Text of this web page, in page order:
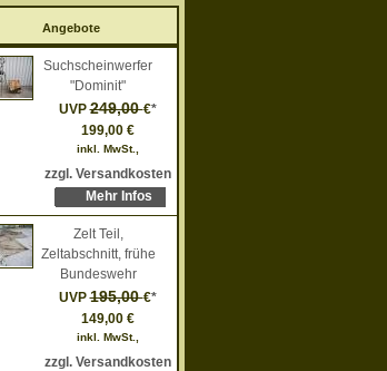
Angebote
Suchscheinwerfer
"Dominit"
UVP249,00€*
199,00 €
inkl. MwSt.,
zzgl. Versandkosten
Mehr Infos
Zelt Teil,
Zeltabschnitt, frühe
Bundeswehr
UVP195,00€*
149,00 €
inkl. MwSt.,
zzgl. Versandkosten